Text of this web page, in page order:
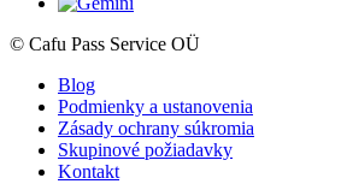
© Cafu Pass Service OÜ
Blog
Podmienky a ustanovenia
Zásady ochrany súkromia
Skupinové požiadavky
Kontakt